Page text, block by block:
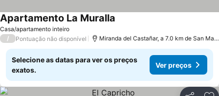
Casa/apartamento inteiro
Apartamento La Muralla
/ Pontuação não disponível Miranda del Castañar, a 7.0 km de San
Selecione as datas para ver os preços
exatos.
Ver preços